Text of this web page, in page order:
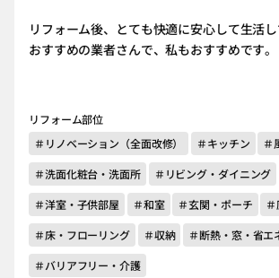
リフォーム後、とても快適に安心して生活
おすすめの業者さんで、私もおすすめです。
リフォーム部位
＃リノベーション（全面改修）
＃キッチン ＃
＃洗面化粧台・洗面所
＃リビング・ダイニング
＃洋室・子供部屋
＃和室 ＃玄関・ポーチ
＃床・フローリング
＃収納
＃断熱・窓・省エ
＃バリアフリー・介護